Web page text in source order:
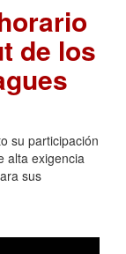
de los
su participación
alta exigencia
sus